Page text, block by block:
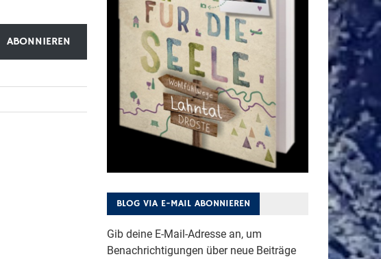
ABONNIEREN
BLOG VIA E-MAIL ABONNIEREN
Gib deine E-Mail-Adresse an, um
Benachrichtigungen über neue Beiträge